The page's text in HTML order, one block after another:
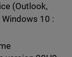
(Outlook,
Windows 10 :